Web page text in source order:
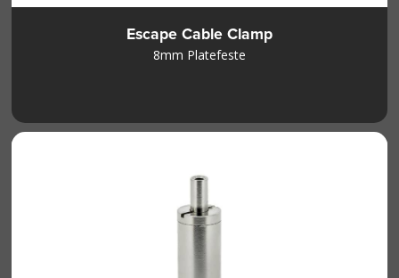
Escape Cable Clamp
8mm Platefeste